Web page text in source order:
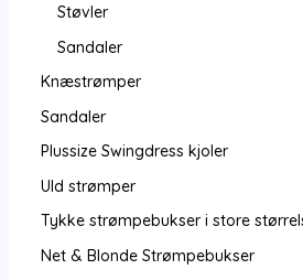
Støvler
Sandaler
Knæstrømper
Sandaler
Plussize Swingdress kjoler
Uld strømper
Tykke strømpebukser i store
Net & Blonde Strømpebukser